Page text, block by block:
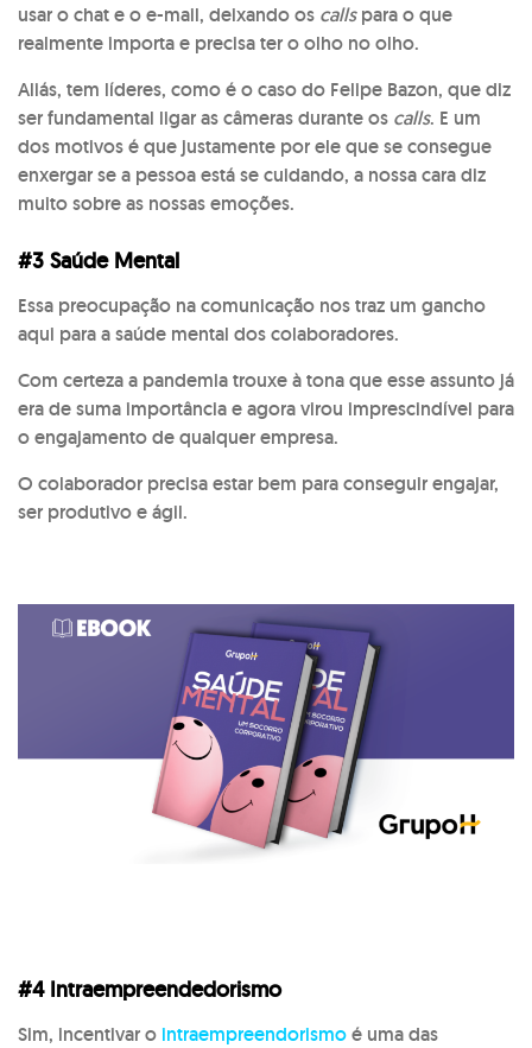
usar o chat e o e-mail, deixando os callspara o que
realmente importa e precisa ter o olho no olho.
Aliás, tem líderes, como é o caso do Felipe Bazon, que diz
ser fundamental ligar as câmeras durante os calls. E um
dos motivos é que justamente por ele que se consegue
enxergar se a pessoa está se cuidando, a nossa cara diz
muito sobre as nossas emoções.
#3 Saúde Mental
Essa preocupação na comunicação nos traz um gancho
aqui para a saúde mental dos colaboradores.
Com certeza a pandemia trouxe à tona que esse assunto já
era de suma importância e agora virou imprescindível para
o engajamento de qualquer empresa.
O colaborador precisa estar bem para conseguir engajar,
ser produtivo e ágil.
#4 Intraempreendedorismo
Sim, incentivar ointraempreendorismoé uma das